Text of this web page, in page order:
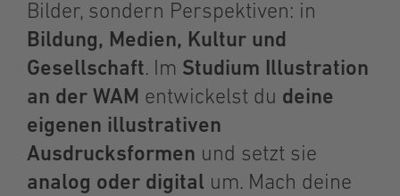
Bilder, sondern Perspektiven: in
Bildung, Medien, Kultur und
Gesellschaft. Im Studium Illustration
an der WAM entwickelst du deine
eigenen illustrativen
Ausdrucksformen und setzt sie
analog oder digital um. Mach deine